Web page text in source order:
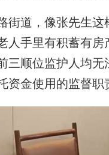
道，像张先生这
人手里有积蓄有
三顺位监护人均
资金使用的监督职